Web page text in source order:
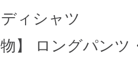
ィシャツ
物】 ロングパン